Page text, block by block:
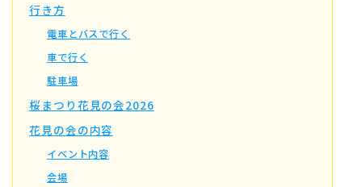
行き方
電車とバスで行く
車で行く
駐車場
桜まつり花見の会2026
花見の会の内容
イベント内容
会場